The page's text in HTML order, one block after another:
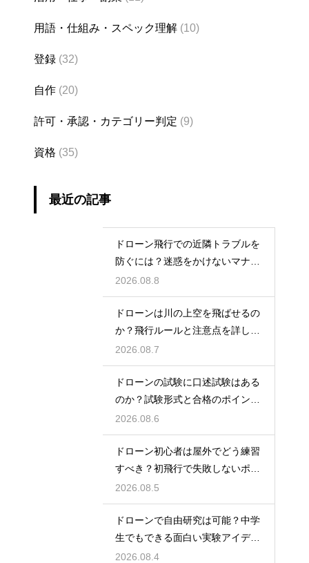
用語・仕組み・スペック理解 (10)
登録 (32)
自作 (20)
許可・承認・カテゴリー判定 (9)
資格 (35)
最近の記事
ドローン飛行での近隣トラブルを
防ぐには？迷惑をかけないマナー
と対策
2026.08.8
ドローンは川の上空を飛ばせるの
か？飛行ルールと注意点を詳しく
解説
2026.08.7
ドローンの試験に口述試験はある
のか？試験形式と合格のポイント
を解説
2026.08.6
ドローン初心者は屋外でどう練習
すべき？初飛行で失敗しないポイ
ント
2026.08.5
ドローンで自由研究は可能？中学
生でもできる面白い実験アイデア
を紹介
2026.08.4